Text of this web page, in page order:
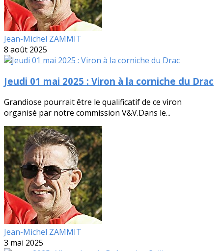
Jean-Michel ZAMMIT
8 août 2025
Jeudi 01 mai 2025 : Viron à la corniche du Drac
Grandiose pourrait être le qualificatif de ce viron
organisé par notre commission V&V.Dans le...
Jean-Michel ZAMMIT
3 mai 2025